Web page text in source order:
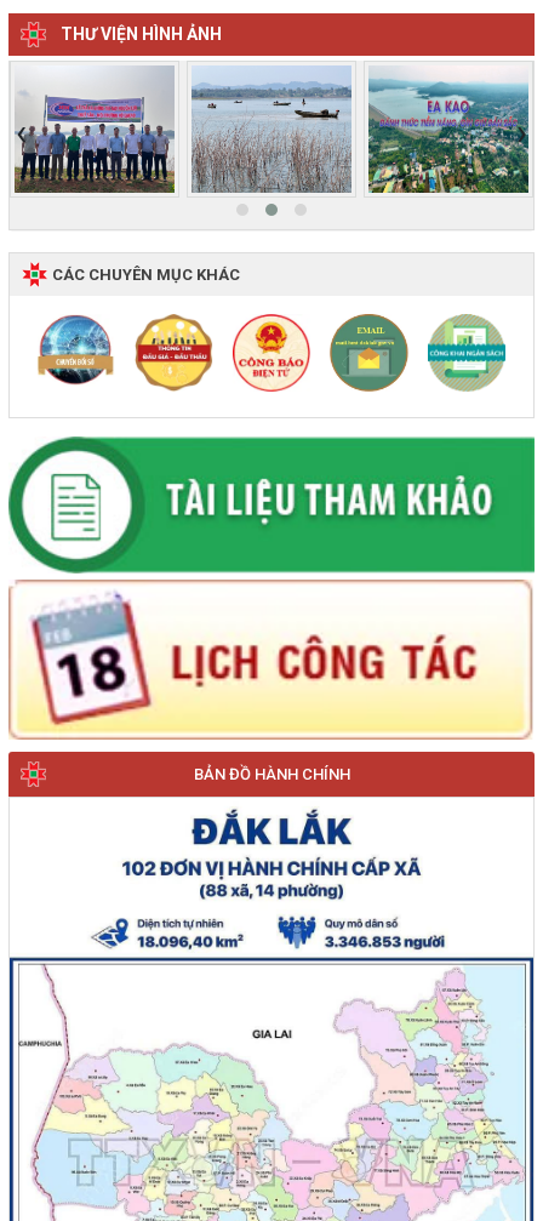
BẢN ĐỒ HÀNH CHÍNH
THƯ VIỆN HÌNH ẢNH
‹ ›
CÁC CHUYÊN MỤC KHÁC